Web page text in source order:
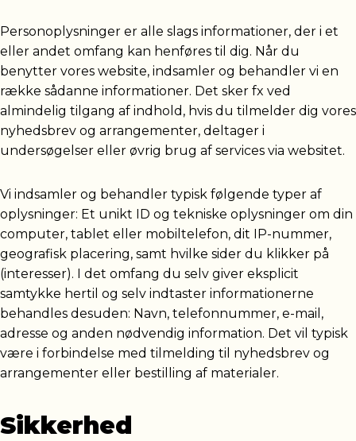
Personoplysninger er alle slags informationer, der i et
eller andet omfang kan henføres til dig. Når du
benytter vores website, indsamler og behandler vi en
række sådanne informationer. Det sker fx ved
almindelig tilgang af indhold, hvis du tilmelder dig vores
nyhedsbrev og arrangementer, deltager i
undersøgelser eller øvrig brug af services via websitet.
Vi indsamler og behandler typisk følgende typer af
oplysninger: Et unikt ID og tekniske oplysninger om din
computer, tablet eller mobiltelefon, dit IP-nummer,
geografisk placering, samt hvilke sider du klikker på
(interesser). I det omfang du selv giver eksplicit
samtykke hertil og selv indtaster informationerne
behandles desuden: Navn, telefonnummer, e-mail,
adresse og anden nødvendig information. Det vil typisk
være i forbindelse med tilmelding til nyhedsbrev og
arrangementer eller bestilling af materialer.
Sikkerhed